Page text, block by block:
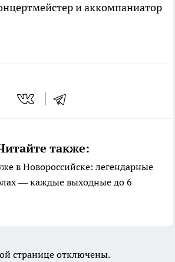
и аккомпаниатор
также:
в Новороссийске: легендарные
— каждые выходные до 6
странице отключены.